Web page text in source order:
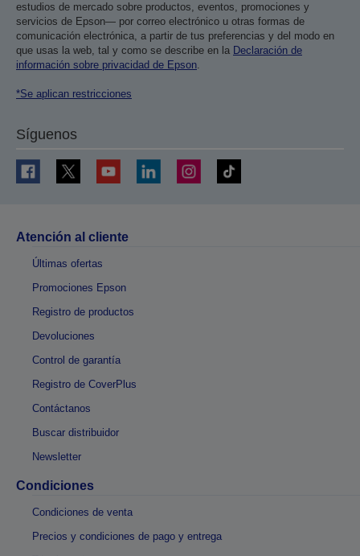
estudios de mercado sobre productos, eventos, promociones y
servicios de Epson— por correo electrónico u otras formas de
comunicación electrónica, a partir de tus preferencias y del modo en
que usas la web, tal y como se describe en la Declaración de
información sobre privacidad de Epson.
*Se aplican restricciones
Síguenos
Atención al cliente
Últimas ofertas
Promociones Epson
Registro de productos
Devoluciones
Control de garantía
Registro de CoverPlus
Contáctanos
Buscar distribuidor
Newsletter
Condiciones
Condiciones de venta
Precios y condiciones de pago y entrega